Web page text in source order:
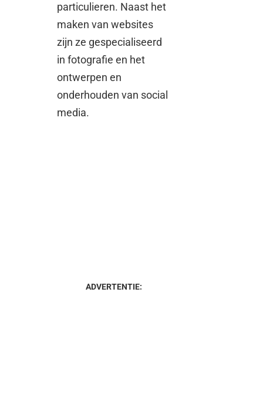
particulieren. Naast het
maken van websites
zijn ze gespecialiseerd
in fotografie en het
ontwerpen en
onderhouden van social
media.
ADVERTENTIE: